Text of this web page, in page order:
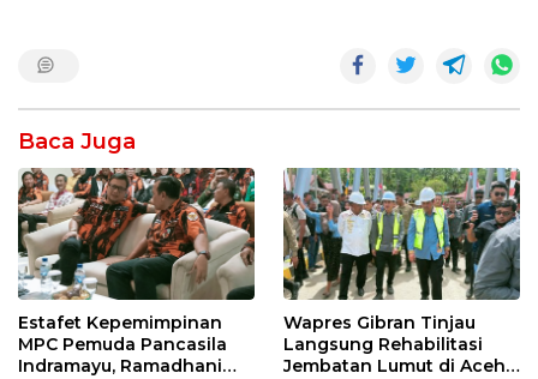
Baca Juga
Estafet Kepemimpinan
MPC Pemuda Pancasila
Indramayu, Ramadhani
Wapres Gibran Tinjau
Langsung Rehabilitasi
Jembatan Lumut di Aceh